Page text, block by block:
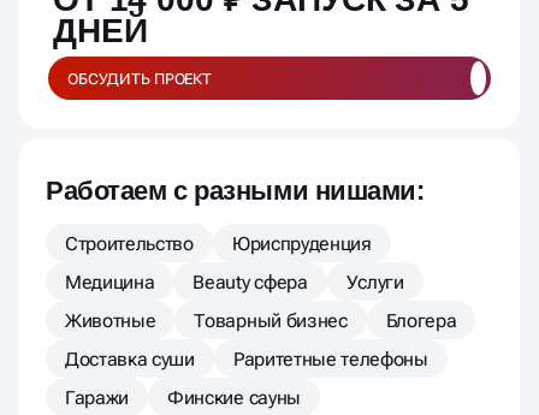
от
ОТ 14 000 ₽ ЗАПУСК ЗА 5
ДНЕЙ
Строительство
Юриспруденция
Медицина
Beauty сфера
Услуги
Животные
Товарный бизнес
Блогера
Доставка суши
Раритетные телефоны